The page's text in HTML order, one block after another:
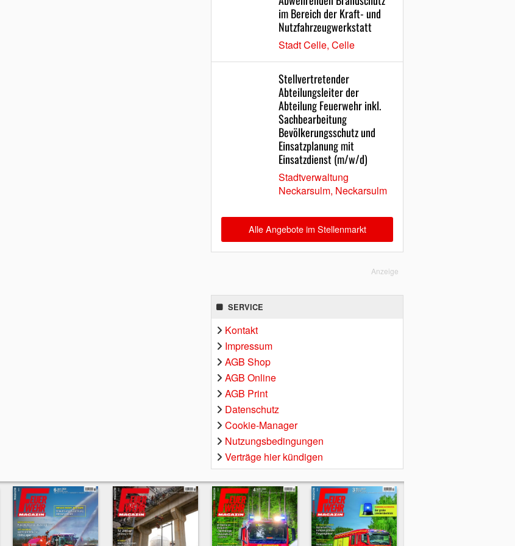
im Bereich der Kraft- und
Nutzfahrzeugwerkstatt
Stadt Celle, Celle
Stellvertretender
Abteilungsleiter der
Abteilung Feuerwehr inkl.
Sachbearbeitung
Bevölkerungsschutz und
Einsatzplanung mit
Einsatzdienst (m/w/d)
Stadtverwaltung
Neckarsulm, Neckarsulm
Alle Angebote im Stellenmarkt
Anzeige
SERVICE
Kontakt
Impressum
AGB Shop
AGB Online
AGB Print
Datenschutz
Cookie-Manager
Nutzungsbedingungen
Verträge hier kündigen